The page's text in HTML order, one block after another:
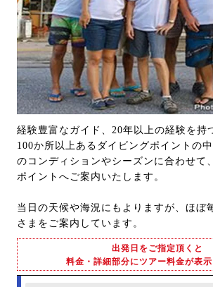
経験豊富なガイド、20年以上の経験を持
100か所以上あるダイビングポイントの
のコンディションやシーズンに合わせて
ポイントへご案内いたします。
当日の天候や海況にもよりますが、ほぼ
さまをご案内しています。
出発日をご指定頂くと
料金・詳細部分にツアー料金が表